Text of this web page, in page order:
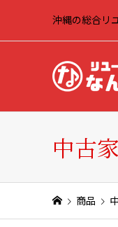
沖縄の総合リ
中古
商品